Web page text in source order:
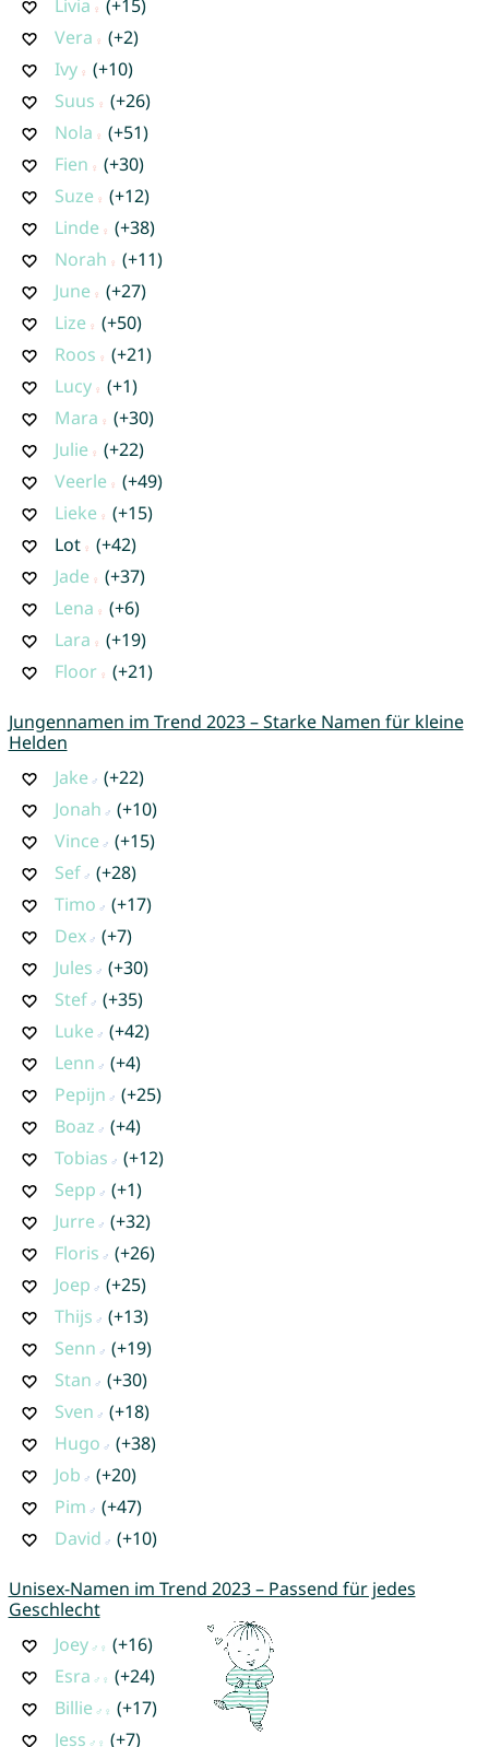
Livia
(+15)
Vera
(+2)
Ivy
(+10)
Suus
(+26)
Nola
(+51)
Fien
(+30)
Suze
(+12)
Linde
(+38)
Norah
(+11)
June
(+27)
Lize
(+50)
Roos
(+21)
Lucy
(+1)
Mara
(+30)
Julie
(+22)
Veerle
(+49)
Lieke
(+15)
Lot
(+42)
Jade
(+37)
Lena
(+6)
Lara
(+19)
Floor
(+21)
Jungennamen im Trend 2023 – Starke Namen für kleine
Helden
Jake
(+22)
Jonah
(+10)
Vince
(+15)
Sef
(+28)
Timo
(+17)
Dex
(+7)
Jules
(+30)
Stef
(+35)
Luke
(+42)
Lenn
(+4)
Pepijn
(+25)
Boaz
(+4)
Tobias
(+12)
Sepp
(+1)
Jurre
(+32)
Floris
(+26)
Joep
(+25)
Thijs
(+13)
Senn
(+19)
Stan
(+30)
Sven
(+18)
Hugo
(+38)
Job
(+20)
Pim
(+47)
David
(+10)
Unisex-Namen im Trend 2023 – Passend für jedes
Geschlecht
Joey
(+16)
Esra
(+24)
Billie
(+17)
Jess
(+7)